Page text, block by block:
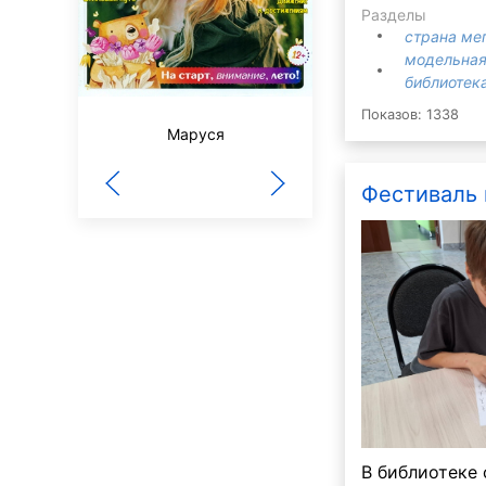
Маруся 3/9 царство
Разделы
страна
Показов: 1338
В библиотеке